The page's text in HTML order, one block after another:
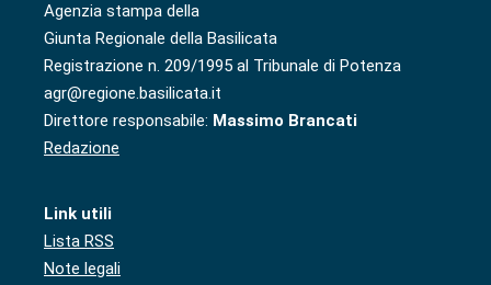
Agenzia stampa della
Giunta Regionale della Basilicata
Registrazione n. 209/1995 al Tribunale di Potenza
agr@regione.basilicata.it
Direttore responsabile: Massimo Brancati
Redazione
Link utili
Lista RSS
Note legali